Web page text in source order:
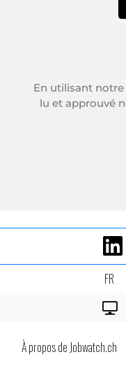
FR
À propos de Jobwatch.ch